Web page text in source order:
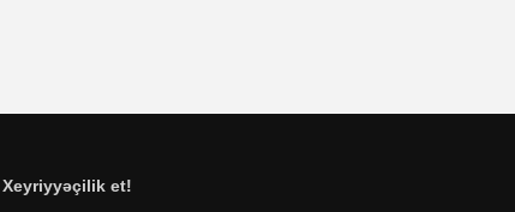
Xeyriyyəçilik et!